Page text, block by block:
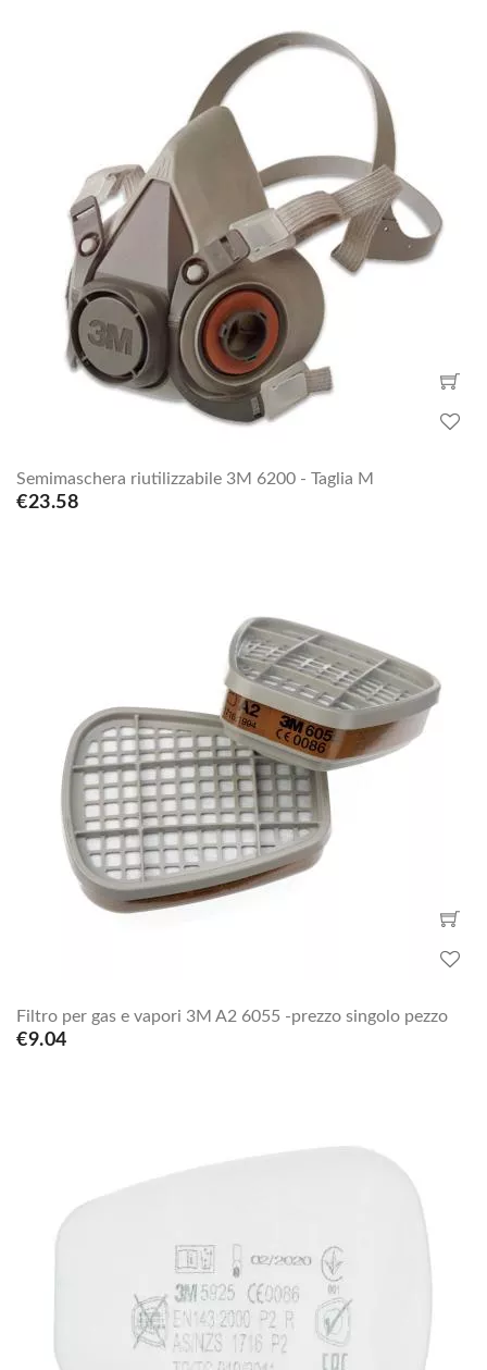
Semimaschera riutilizzabile 3M 6200 - Taglia M
€23.58
Filtro per gas e vapori 3M A2 6055 -prezzo singolo pezzo
€9.04